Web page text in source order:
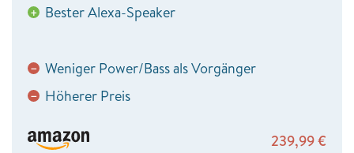
+ Bester Alexa-Speaker
− Weniger Power/Bass als Vorgänger
− Höherer Preis
239,99€